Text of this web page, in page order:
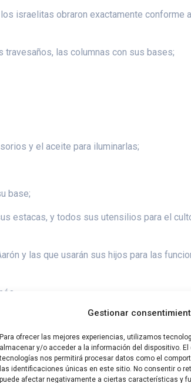
Gestionar
Para ofrecer las mejores experiencias, utilizamos
almacenar y/o acceder a la información del dispositivo.
tecnologías nos permitirá procesar datos como el
las identificaciones únicas en este sitio. No consentir o
puede afectar negativamente a ciertas características y
israelitas obraron exactamente conforme
las columnas con sus bases;
y el aceite para iluminarlas;
base;
estacas, y todos sus utensilios para el
y las que usarán sus hijos para las
los bendijo.